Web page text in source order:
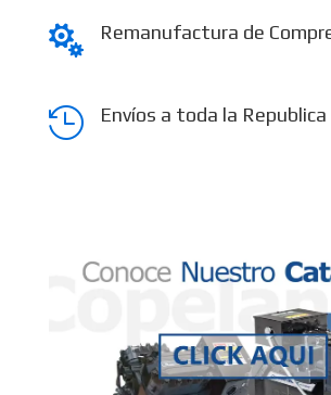
 Remanufactura de
 Envíos a toda la Republica